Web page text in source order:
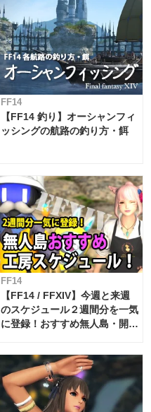
FF14
【FF14 釣り】オーシャンフィ
ッシングの航路の釣り方・餌
FF14
【FF14 / FFXIV】今週と来週
のスケジュール２週間分を一気
に登録！おすすめ無人島・開拓